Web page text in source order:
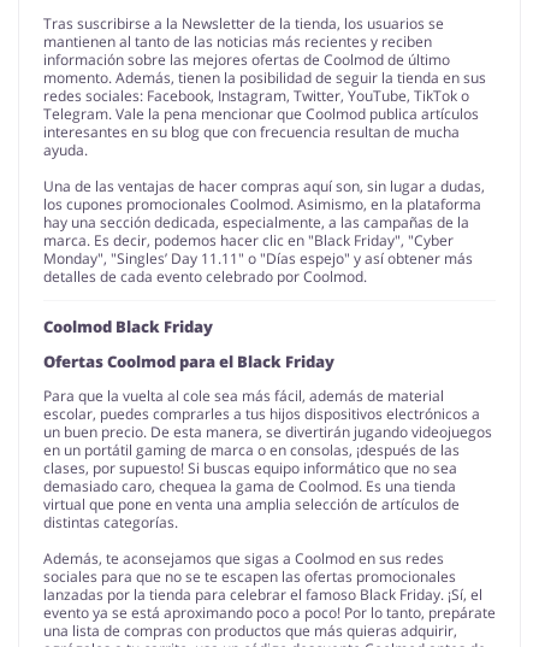
Tras suscribirse a la Newsletter de la tienda, los usuarios se
mantienen al tanto de las noticias más recientes y reciben
información sobre las mejores ofertas de Coolmod de último
momento. Además, tienen la posibilidad de seguir la tienda en sus
redes sociales: Facebook, Instagram, Twitter, YouTube, TikTok o
Telegram. Vale la pena mencionar que Coolmod publica artículos
interesantes en su blog que con frecuencia resultan de mucha
ayuda.
Una de las ventajas de hacer compras aquí son, sin lugar a dudas,
los cupones promocionales Coolmod. Asimismo, en la plataforma
hay una sección dedicada, especialmente, a las campañas de la
marca. Es decir, podemos hacer clic en "Black Friday", "Cyber
Monday", "Singles’ Day 11.11" o "Días espejo" y así obtener más
detalles de cada evento celebrado por Coolmod.
Coolmod Black Friday
Ofertas Coolmod para el Black Friday
Para que la vuelta al cole sea más fácil, además de material
escolar, puedes comprarles a tus hijos dispositivos electrónicos a
un buen precio. De esta manera, se divertirán jugando videojuegos
en un portátil gaming de marca o en consolas, ¡después de las
clases, por supuesto! Si buscas equipo informático que no sea
demasiado caro, chequea la gama de Coolmod. Es una tienda
virtual que pone en venta una amplia selección de artículos de
distintas categorías.
Además, te aconsejamos que sigas a Coolmod en sus redes
sociales para que no se te escapen las ofertas promocionales
lanzadas por la tienda para celebrar el famoso Black Friday. ¡Sí, el
evento ya se está aproximando poco a poco! Por lo tanto, prepárate
una lista de compras con productos que más quieras adquirir,